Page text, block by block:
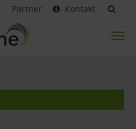
Partner Kontakt